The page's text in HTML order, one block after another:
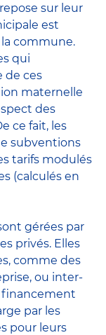
repose sur leur
est
commune.
qui
de ces
maternelle
des
ce fait, les
subventions
tarifs modulés
(calculés en
gérées par
privés. Elles
comme des
ou inter-
financement
par les
pour leurs